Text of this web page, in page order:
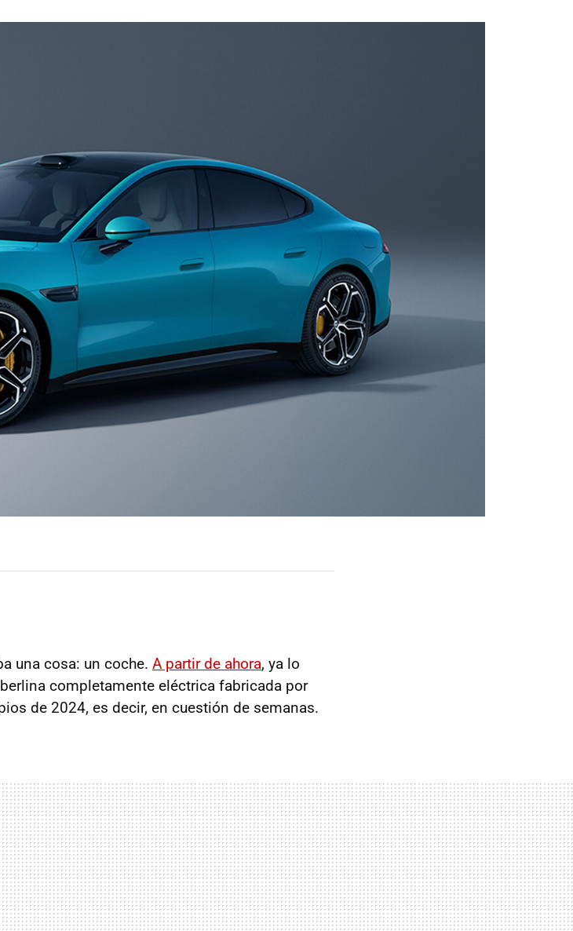
una cosa: un coche. A partir de ahora, ya lo
completamente eléctrica fabricada por
de 2024, es decir, en cuestión de semanas.